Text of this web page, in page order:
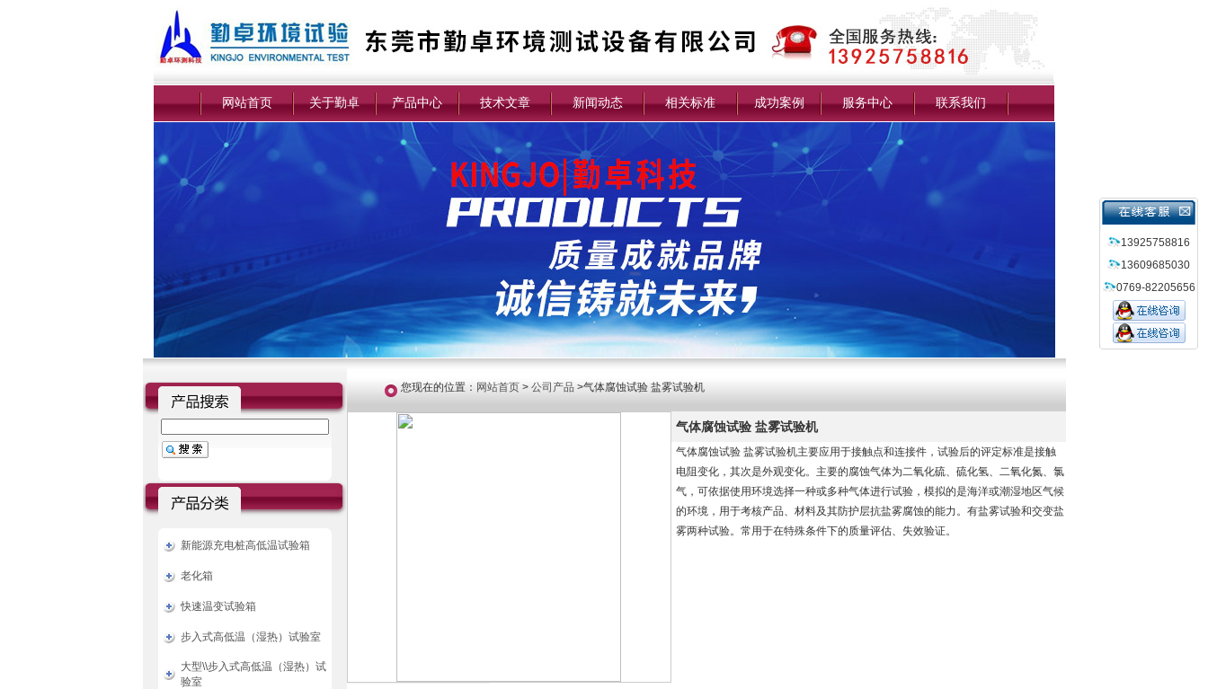
网站首页 关于勤卓 产品中心 技术文章 新闻动态 相关标准 成功案例 服务中心 联系我们
13925758816
13609685030
0769-82205656
新能源充电桩高低温试验箱
老化箱
快速温变试验箱
步入式高低温（湿热）试验室
大型\\步入式高低温（湿热）试
验室
您现在的位置： 网站首页> 公司产品>气体腐蚀试验 盐雾试验机
气体腐蚀试验 盐雾试验机
气体腐蚀试验 盐雾试验机主要应用于接触点和连接件，试验后的评定标准是接触
电阻变化，其次是外观变化。主要的腐蚀气体为二氧化硫、硫化氢、二氧化氮、氯
气，可依据使用环境选择一种或多种气体进行试验，模拟的是海洋或潮湿地区气候
的环境，用于考核产品、材料及其防护层抗盐雾腐蚀的能力。有盐雾试验和交变盐
雾两种试验。常用于在特殊条件下的质量评估、失效验证。